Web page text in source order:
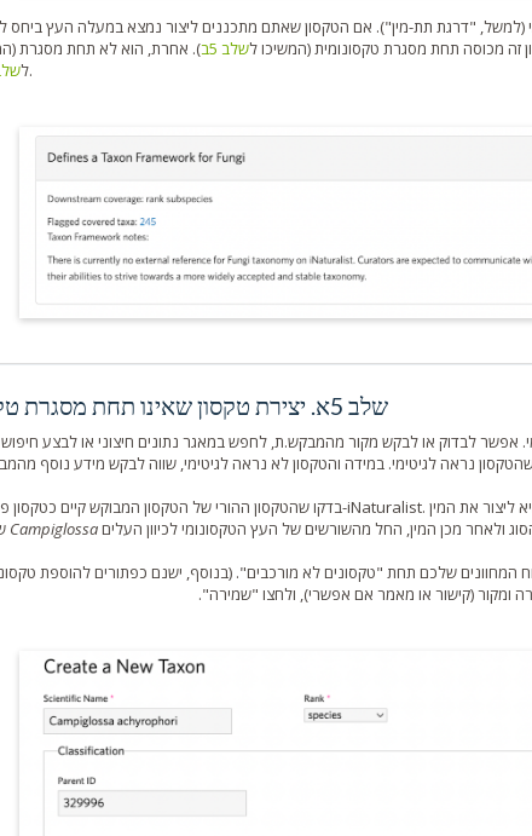
(למשל, "דרגת תת-מין"). אם הטקסון שאתם מתכננים ליצור נמצא במעלה העץ ביחס
זה מכוסה תחת מסגרת טקסונומית (המשיכו לשלב 5ב
). אחרת, הוא לא תחת מסגרת
ל).
שלב 5א. יצירת טקסון שאינו תחת מסגרת טקסון
אפשר לבדוק או לבקש מקור מהמבקש.ת, לחפש במאגר נתונים חיצוני או לבצע
שהסוג Campiglossa
המחוונים שלכם תחת "טקסונים לא מורכבים". (בנוסף, ישנם כפתורים להוספת
ומקור (קישור או מאמר אם אפשרי), ולחצו "שמירה".